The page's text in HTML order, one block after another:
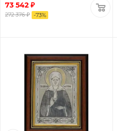
73 542 ₽
272 376 ₽ -73%